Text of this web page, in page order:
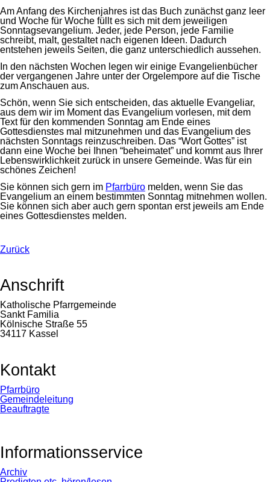
Am Anfang des Kirchenjahres ist das Buch zunächst ganz leer
und Woche für Woche füllt es sich mit dem jeweiligen
Sonntagsevangelium. Jeder, jede Person, jede Familie
schreibt, malt, gestaltet nach eigenen Ideen. Dadurch
entstehen jeweils Seiten, die ganz unterschiedlich aussehen.
In den nächsten Wochen legen wir einige Evangelienbücher
der vergangenen Jahre unter der Orgelempore auf die Tische
zum Anschauen aus.
Schön, wenn Sie sich entscheiden, das aktuelle Evangeliar,
aus dem wir im Moment das Evangelium vorlesen, mit dem
Text für den kommenden Sonntag am Ende eines
Gottesdienstes mal mitzunehmen und das Evangelium des
nächsten Sonntags reinzuschreiben. Das “Wort Gottes” ist
dann eine Woche bei Ihnen “beheimatet” und kommt aus Ihrer
Lebenswirklichkeit zurück in unsere Gemeinde. Was für ein
schönes Zeichen!
Sie können sich gern im Pfarrbüro melden, wenn Sie das
Evangelium an einem bestimmten Sonntag mitnehmen wollen.
Sie können sich aber auch gern spontan erst jeweils am Ende
eines Gottesdienstes melden.
Zurück
Anschrift
Katholische Pfarrgemeinde
Sankt Familia
Kölnische Straße 55
34117 Kassel
Kontakt
Navigation
überspringen
Pfarrbüro
Gemeindeleitung
Beauftragte
Informationsservice
Navigation
Archiv